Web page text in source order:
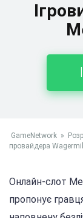
GameNetwork »
провайдера Wagermill
Онлайн-слот
пропонує